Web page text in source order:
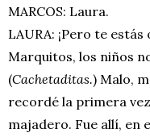
MARCOS: Laura.
LAURA: ¡Pero te
Marquitos, los niños
(Cachetaditas.) Malo,
recordé la primera
majadero. Fue allí, en